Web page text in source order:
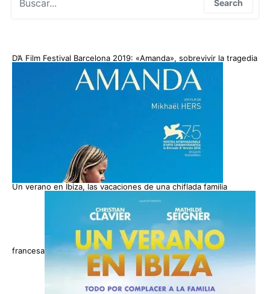
Search
D’A Film Festival Barcelona 2019: «Amanda», sobrevivir la tragedia
Un verano en Ibiza, las vacaciones de una chiflada familia
francesa